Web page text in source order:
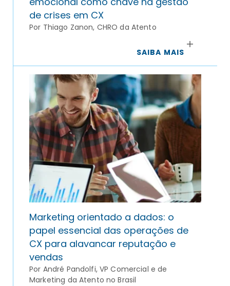
de crises em CX
Por Thiago Zanon, CHRO da Atento
SAIBA MAIS
Marketing orientado a dados: o
papel essencial das operações de
CX para alavancar reputação e
vendas
Por André Pandolfi, VP Comercial e de
Marketing da Atento no Brasil